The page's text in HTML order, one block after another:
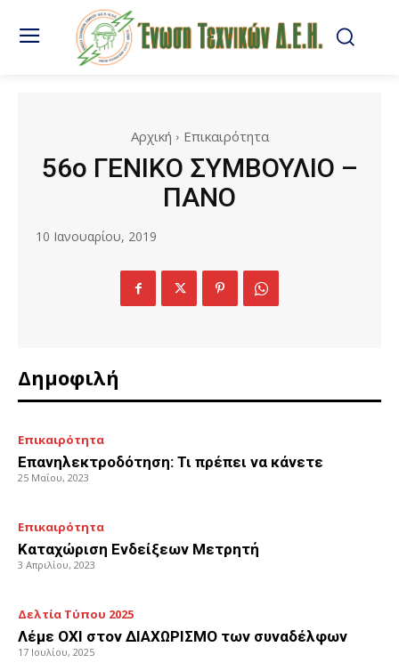
Αρχική Επικαιρότητα
56ο ΓΕΝΙΚΟ ΣΥΜΒΟΥΛΙΟ –
ΠΑΝΟ
10 Ιανουαρίου, 2019
Δημοφιλή
Επικαιρότητα
Επανηλεκτροδότηση: Τι πρέπει να κάνετε
25 Μαΐου, 2023
Επικαιρότητα
Καταχώριση Ενδείξεων Μετρητή
3 Απριλίου, 2023
Δελτία Τύπου 2025
Λέμε ΟΧΙ στον ΔΙΑΧΩΡΙΣΜΟ των συναδέλφων
17 Ιουλίου, 2025